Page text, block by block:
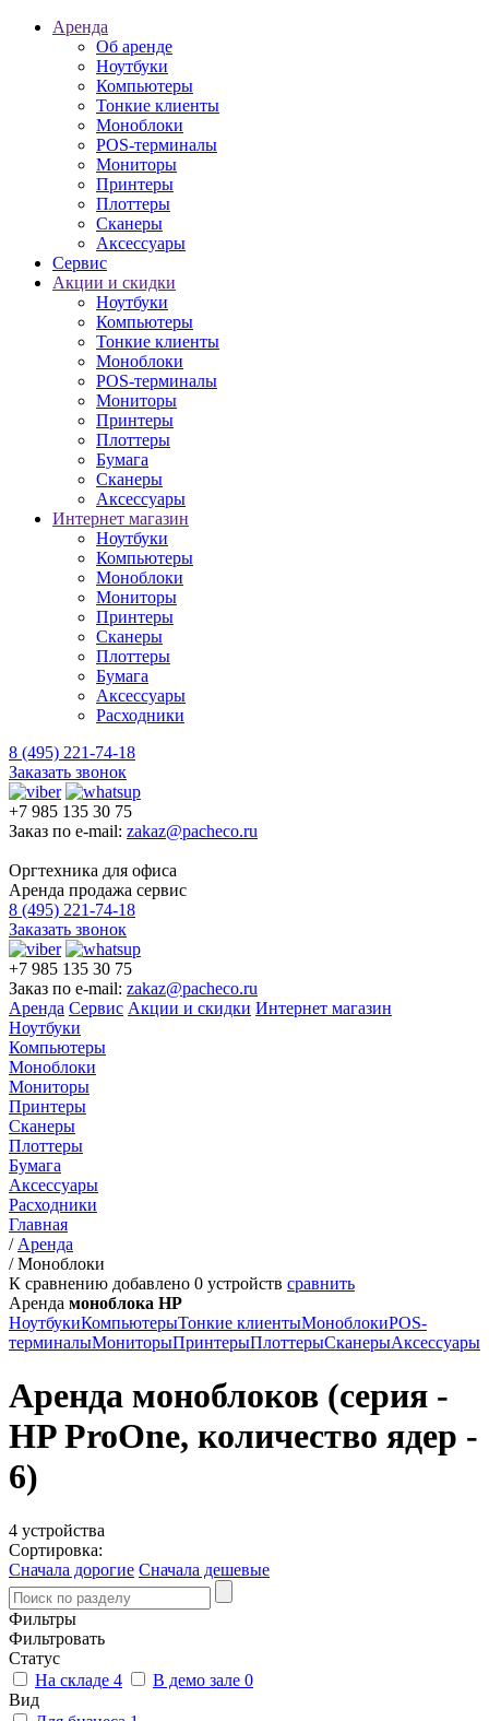
Аренда
Об аренде
Ноутбуки
Компьютеры
Тонкие клиенты
Моноблоки
POS-терминалы
Мониторы
Принтеры
Плоттеры
Сканеры
Аксессуары
Сервис
Акции и скидки
Ноутбуки
Компьютеры
Тонкие клиенты
Моноблоки
POS-терминалы
Мониторы
Принтеры
Плоттеры
Бумага
Сканеры
Аксессуары
Интернет магазин
Ноутбуки
Компьютеры
Моноблоки
Мониторы
Принтеры
Сканеры
Плоттеры
Бумага
Аксессуары
Расходники
8 (495) 221-74-18
Заказать звонок
+7 985 135 30 75
Заказ по e-mail: zakaz@pacheco.ru
Оргтехника для офиса
Аренда продажа сервис
8 (495) 221-74-18
Заказать звонок
+7 985 135 30 75
Заказ по e-mail: zakaz@pacheco.ru
Аренда Сервис Акции и скидки Интернет магазин
Ноутбуки
Компьютеры
Моноблоки
Мониторы
Принтеры
Сканеры
Плоттеры
Бумага
Аксессуары
Расходники
Главная
/ Аренда
/Моноблоки
К сравнению добавлено 0 устройств сравнить
Аренда моноблока HP
НоутбукиКомпьютерыТонкие клиентыМоноблокиPOS-
терминалыМониторыПринтерыПлоттерыСканерыАксессуары
Аренда моноблоков (серия -
HP ProOne, количество ядер -
6)
4 устройства
Сортировка:
Сначала дорогие Сначала дешевые
Фильтры
Фильтровать
Статус
На складе 4 В демо зале 0
Вид